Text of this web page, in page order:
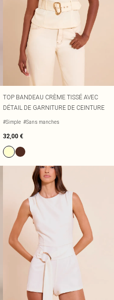
TOP BANDEAU CRÈME TISSÉ AVEC
DÉTAIL DE GARNITURE DE CEINTURE
#Simple #Sans manches
32,00 €